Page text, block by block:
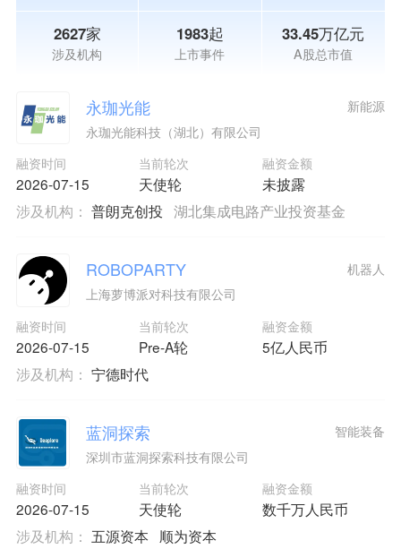
2627家
涉及机构
1983起
上市事件
33.45万亿元
A股总市值
永珈光能
永珈光能科技（湖北）有限公司
融资时间
2026-07-15
当前轮次
天使轮
融资金额
未披露
新能源
涉及机构： 普朗克创投 湖北集成电路产业投资基金
ROBOPARTY
上海萝博派对科技有限公司
融资时间
2026-07-15
当前轮次
Pre-A轮
融资金额
5亿人民币
机器人
涉及机构： 宁德时代
蓝洞探索
深圳市蓝洞探索科技有限公司
融资时间
2026-07-15
当前轮次
天使轮
融资金额
数千万人民币
智能装备
涉及机构： 五源资本 顺为资本